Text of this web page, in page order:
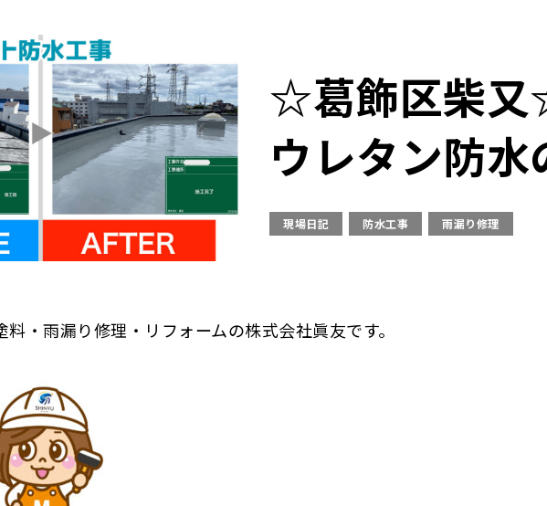
☆葛飾区柴又
ウレタン防水
現場日記 防水工事 雨漏り修理
料・雨漏り修理・リフォームの株式会社眞友です。